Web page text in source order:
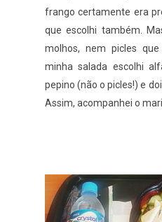
frango certamente era
que escolhi também.
molhos, nem picles
minha salada escolhi
pepino (não o picles!) e
Assim, acompanhei o